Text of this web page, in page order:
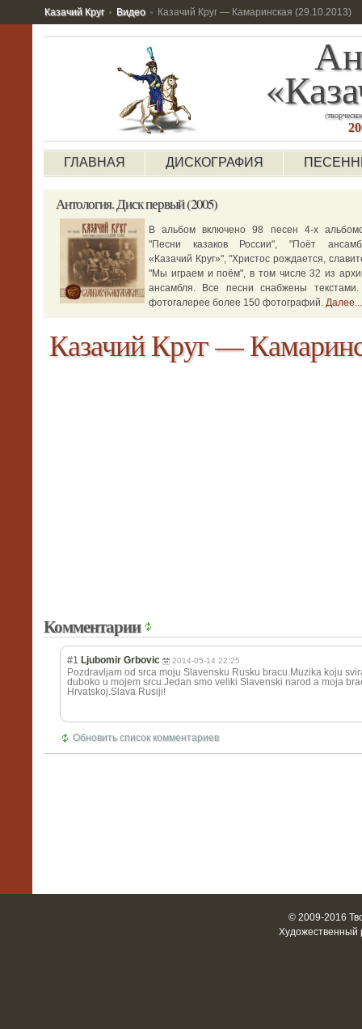
Казачий Круг Видео Казачий Круг — Камаринская (29.10.2013)
ГЛАВНАЯ ДИСКОГРАФИЯ
Антология.Диск первый (2005)
В альбом включено 98 песен 4-х
"Песни казаков России", "Поёт
«Казачий Круг»", "Христос рождается,
"Мы играем и поём", в том числе 32 из
ансамбля. Все песни снабжены
фотогалерее более 150 фотографий. Далее...
Казачий Круг —
Комментарии
#1 Ljubomir Grbovic 2014-05-14 22:25
Pozdravljam od srca moju Slavensku Rusku bracu.Muzika koju
duboko u mojem srcu.Jedan smo veliki Slavenski narod a moja
Hrvatskoj.Slava Rusiji!
Обновить список комментариев
© 2009-2016
Художественный